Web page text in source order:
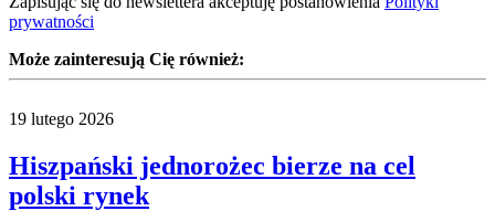
prywatności
Może zainteresują Cię również:
19 lutego 2026
Hiszpański jednorożec bierze na cel
polski rynek